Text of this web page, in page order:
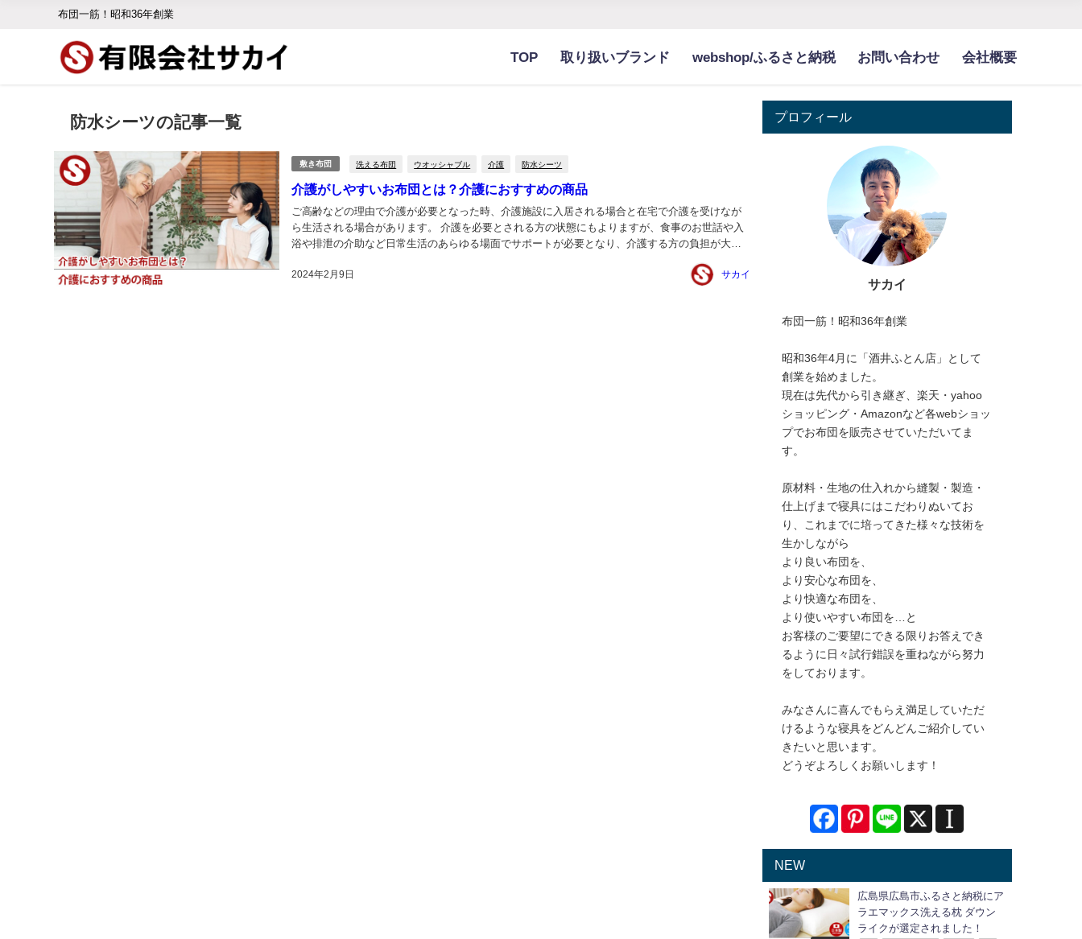
布団一筋！昭和36年創業
TOP 取り扱いブランド webshop/ふるさと納税 お問い合わせ 会社概要
防水シーツの記事一覧
敷き布団 洗える布団 ウオッシャブル 介護 防水シーツ
介護がしやすいお布団とは？介護におすすめの商品
2024年2月9日
ご高齢などの理由で介護が必要となった時、介護施設に入居される場合と在宅で介護を受けなが
ら生活される場合があります。 介護を必要とされる方の状態にもよりますが、食事のお世話や入
浴や排泄の介助など日常生活のあらゆる場面でサポートが必要となり、介護する方の負担が大き
サカイ
プロフィール
サカイ
布団一筋！昭和36年創業
昭和36年4月に「酒井ふとん店」として
創業を始めました。
現在は先代から引き継ぎ、楽天・yahoo
ショッピング・Amazonなど各webショッ
プでお布団を販売させていただいてま
す。
原材料・生地の仕入れから縫製・製造・
仕上げまで寝具にはこだわりぬいてお
り、これまでに培ってきた様々な技術を
生かしながら
より良い布団を、
より安心な布団を、
より快適な布団を、
より使いやすい布団を…と
お客様のご要望にできる限りお答えでき
るように日々試行錯誤を重ねながら努力
をしております。
みなさんに喜んでもらえ満足していただ
けるような寝具をどんどんご紹介してい
きたいと思います。
どうぞよろしくお願いします！
NEW
広島県広島市ふるさと納税にア
ラエマックス洗える枕 ダウン
ライクが選定されました！